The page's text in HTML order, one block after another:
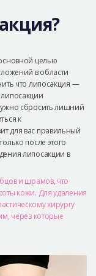
целью
в области
что липосакция —
сбросить лишний
к
для вас правильный
после этого
липосакции в
и шрамов, что
кожи. Для удаления
хирургу
через которые